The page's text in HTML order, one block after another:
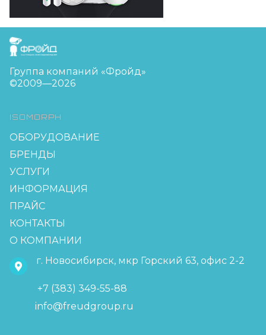
FreudGroup
Группа компаний «Фройд»
©2009—2026
ISOMORPH
ОБОРУДОВАНИЕ
БРЕНДЫ
УСЛУГИ
ИНФОРМАЦИЯ
ПРАЙС
КОНТАКТЫ
О КОМПАНИИ
г. Новосибирск, мкр Горский 63, офис 2-2
+7 (383) 349-55-88
info@freudgroup.ru